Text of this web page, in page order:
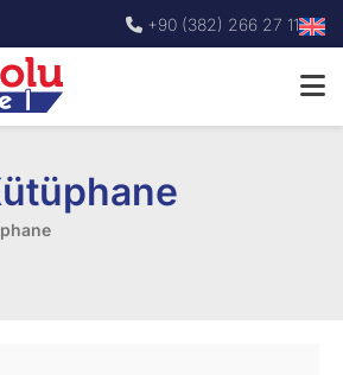
+90 (382) 266 27 11